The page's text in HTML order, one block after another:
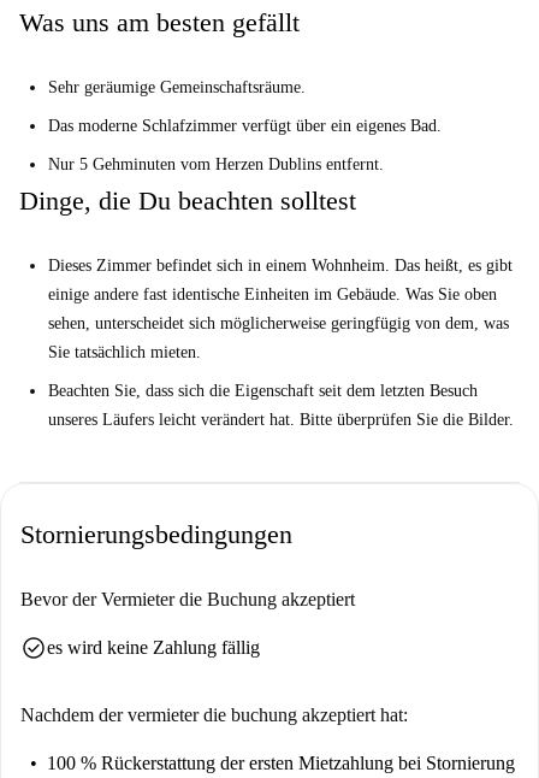
Rezeption einen Kaffee trinken, im Fitnessstudio trainieren oder im Kino
Sagen Sie den einheimischen Hunden Bear, Gizmo und Willoughby auf
jeden Fall Hallo!
Wir sind der Meinung, dass dies ideal für abgehende Personen ist, die
nach zentraler Annehmlichkeit suchen. Sie sind nur 5 Minuten von der
O'Connell Street entfernt und mitten im Herzen von Dublin. Dort finden
Spire.
Hilf mir, meine Entscheidung zu treffen ...
Diese Eigenschaft ist gut für mehrere Hochschulen einschließlich TU
Dublin, DCU und Trinity platziert. RCSI ist nur 4 Minuten entfernt auf
der Luas. Es ist ideal für Leute, die nach einem zentralen Ort suchen,
„Ich habe diese Immobilie geliebt. Es liegt direkt im Stadtzentrum und
Was uns am besten gefällt
Sehr geräumige Gemeinschaftsräume.
Das moderne Schlafzimmer verfügt über ein eigenes Bad.
Nur 5 Gehminuten vom Herzen Dublins entfernt.
Dinge, die Du beachten solltest
Dieses Zimmer befindet sich in einem Wohnheim. Das heißt, es gibt
einige andere fast identische Einheiten im Gebäude. Was Sie oben
sehen, unterscheidet sich möglicherweise geringfügig von dem, was
Sie tatsächlich mieten.
Beachten Sie, dass sich die Eigenschaft seit dem letzten Besuch
unseres Läufers leicht verändert hat. Bitte überprüfen Sie die Bilder.
Stornierungsbedingungen
Bevor der Vermieter die Buchung akzeptiert
check_circlees wird keine Zahlung fällig
Nachdem der vermieter die buchung akzeptiert hat:
100 % Rückerstattung der ersten Mietzahlung bei Stornierung